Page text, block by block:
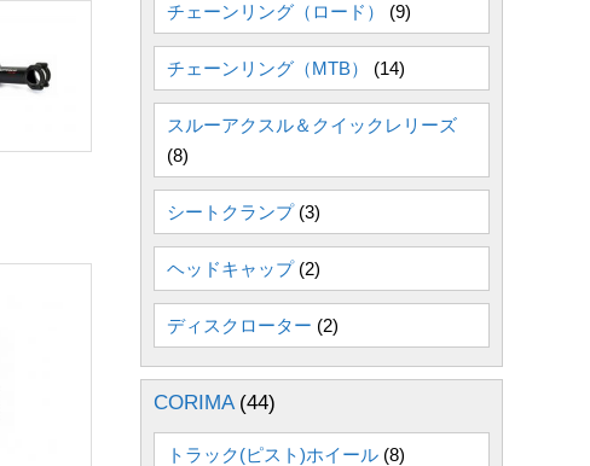
チェーンリング（ロード） (9)
チェーンリング（MTB） (14)
スルーアクスル＆クイックレリーズ
(8)
シートクランプ(3)
ヘッドキャップ(2)
ディスクローター (2)
CORIMA(44)
トラック(ピスト)ホイール (8)